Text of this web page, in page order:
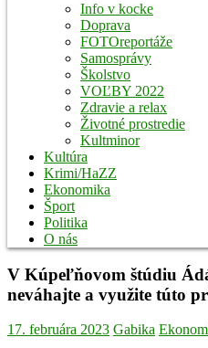
Info v kocke
Doprava
FOTOreportáže
Samosprávy
Školstvo
VOĽBY 2022
Zdravie a relax
Životné prostredie
Kultminor
Kultúra
Krimi/HaZZ
Ekonomika
Šport
Politika
O nás
V Kúpeľňovom štúdiu
neváhajte a využite túto
17. februára 2023 Gabika